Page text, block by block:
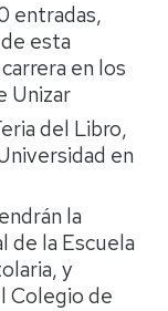
entradas,
esta
en los
Unizar
del Libro,
en
la
de la Escuela
y
Colegio de